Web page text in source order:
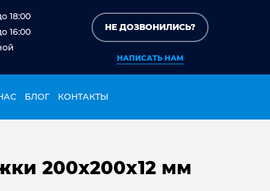
18:00
16:00
НЕ ДОЗВОНИЛИСЬ?
НАПИСАТЬ НАМ
БЛОГ КОНТАКТЫ
200х200х12 мм